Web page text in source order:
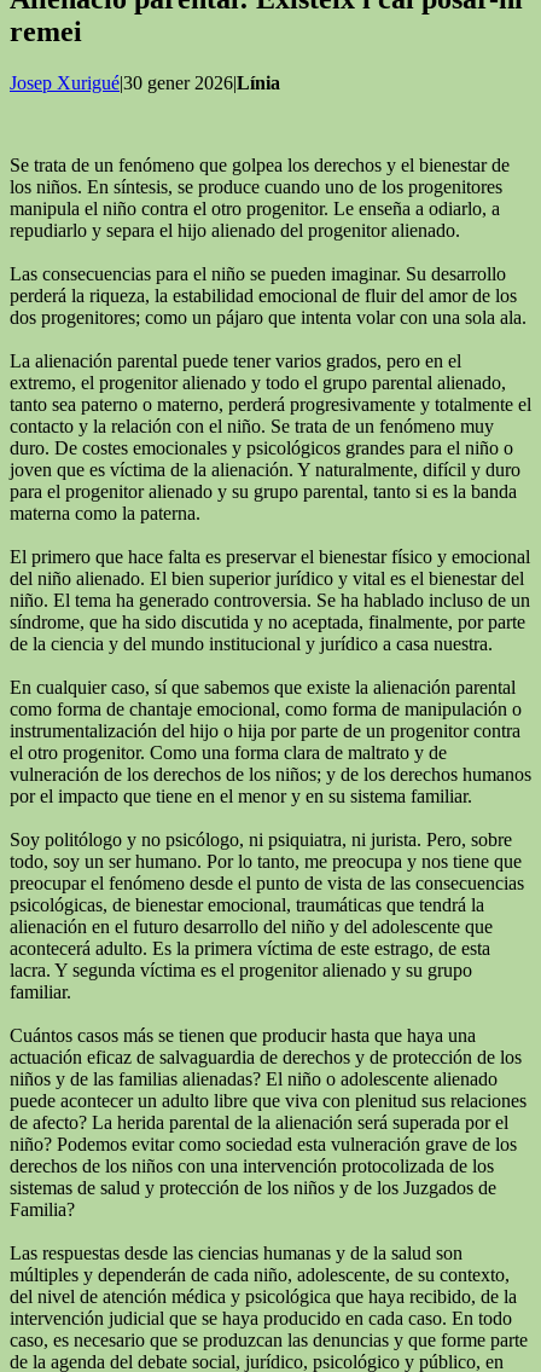
remei
Josep Xurigué|30 gener 2026|Línia
Se trata de un fenómeno que golpea los derechos y el bienestar de
los niños. En síntesis, se produce cuando uno de los progenitores
manipula el niño contra el otro progenitor. Le enseña a odiarlo, a
repudiarlo y separa el hijo alienado del progenitor alienado.
Las consecuencias para el niño se pueden imaginar. Su desarrollo
perderá la riqueza, la estabilidad emocional de fluir del amor de los
dos progenitores; como un pájaro que intenta volar con una sola ala.
La alienación parental puede tener varios grados, pero en el
extremo, el progenitor alienado y todo el grupo parental alienado,
tanto sea paterno o materno, perderá progresivamente y totalmente el
contacto y la relación con el niño. Se trata de un fenómeno muy
duro. De costes emocionales y psicológicos grandes para el niño o
joven que es víctima de la alienación. Y naturalmente, difícil y duro
para el progenitor alienado y su grupo parental, tanto si es la banda
materna como la paterna.
El primero que hace falta es preservar el bienestar físico y emocional
del niño alienado. El bien superior jurídico y vital es el bienestar del
niño. El tema ha generado controversia. Se ha hablado incluso de un
síndrome, que ha sido discutida y no aceptada, finalmente, por parte
de la ciencia y del mundo institucional y jurídico a casa nuestra.
En cualquier caso, sí que sabemos que existe la alienación parental
como forma de chantaje emocional, como forma de manipulación o
instrumentalización del hijo o hija por parte de un progenitor contra
el otro progenitor. Como una forma clara de maltrato y de
vulneración de los derechos de los niños; y de los derechos humanos
por el impacto que tiene en el menor y en su sistema familiar.
Soy politólogo y no psicólogo, ni psiquiatra, ni jurista. Pero, sobre
todo, soy un ser humano. Por lo tanto, me preocupa y nos tiene que
preocupar el fenómeno desde el punto de vista de las consecuencias
psicológicas, de bienestar emocional, traumáticas que tendrá la
alienación en el futuro desarrollo del niño y del adolescente que
acontecerá adulto. Es la primera víctima de este estrago, de esta
lacra. Y segunda víctima es el progenitor alienado y su grupo
familiar.
Cuántos casos más se tienen que producir hasta que haya una
actuación eficaz de salvaguardia de derechos y de protección de los
niños y de las familias alienadas? El niño o adolescente alienado
puede acontecer un adulto libre que viva con plenitud sus relaciones
de afecto? La herida parental de la alienación será superada por el
niño? Podemos evitar como sociedad esta vulneración grave de los
derechos de los niños con una intervención protocolizada de los
sistemas de salud y protección de los niños y de los Juzgados de
Familia?
Las respuestas desde las ciencias humanas y de la salud son
múltiples y dependerán de cada niño, adolescente, de su contexto,
del nivel de atención médica y psicológica que haya recibido, de la
intervención judicial que se haya producido en cada caso. En todo
caso, es necesario que se produzcan las denuncias y que forme parte
de la agenda del debate social, jurídico, psicológico y público, en